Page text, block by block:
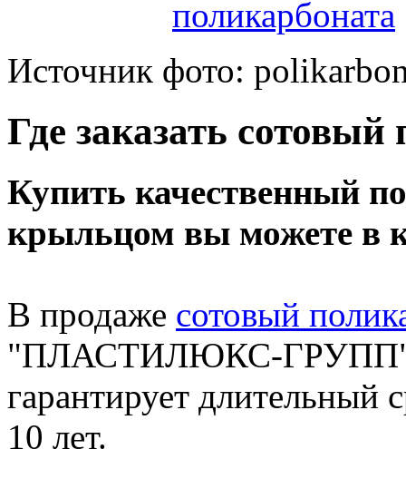
Источник фото:
Где заказать сотовый
Купить качественный
крыльцом вы можете в
В продаже сотовый
"ПЛАСТИЛЮКС-ГРУПП"
гарантирует длительный
10 лет.